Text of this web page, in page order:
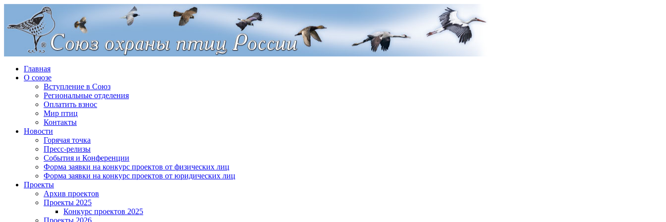
Главная
О союзе
Вступление в Союз
Региональные отделения
Оплатить взнос
Мир птиц
Контакты
Новости
Горячая точка
Пресс-релизы
События и Конференции
Форма заявки на конкурс проектов от физических лиц
Форма заявки на конкурс проектов от юридических лиц
Проекты
Архив проектов
Проекты 2025
Конкурс проектов 2025
Проекты 2026